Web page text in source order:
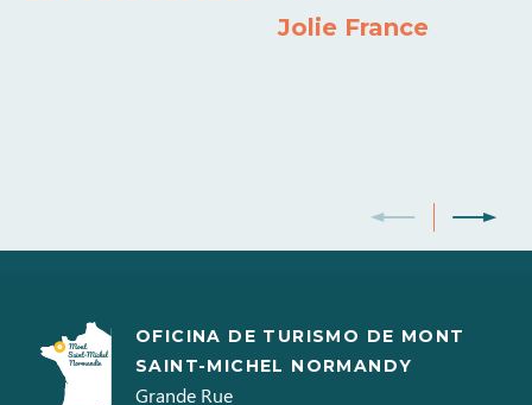
Televisión color
Jolie France
OFICINA DE TURISMO DE MONT
SAINT-MICHEL NORMANDY
Grande Rue